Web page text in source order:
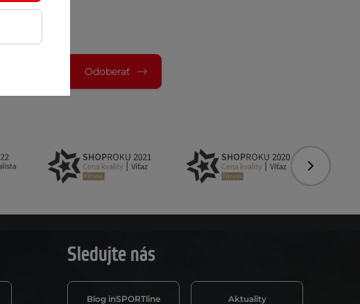
Odoberať
Sledujte nás
Blog inSPORTline Aktuality